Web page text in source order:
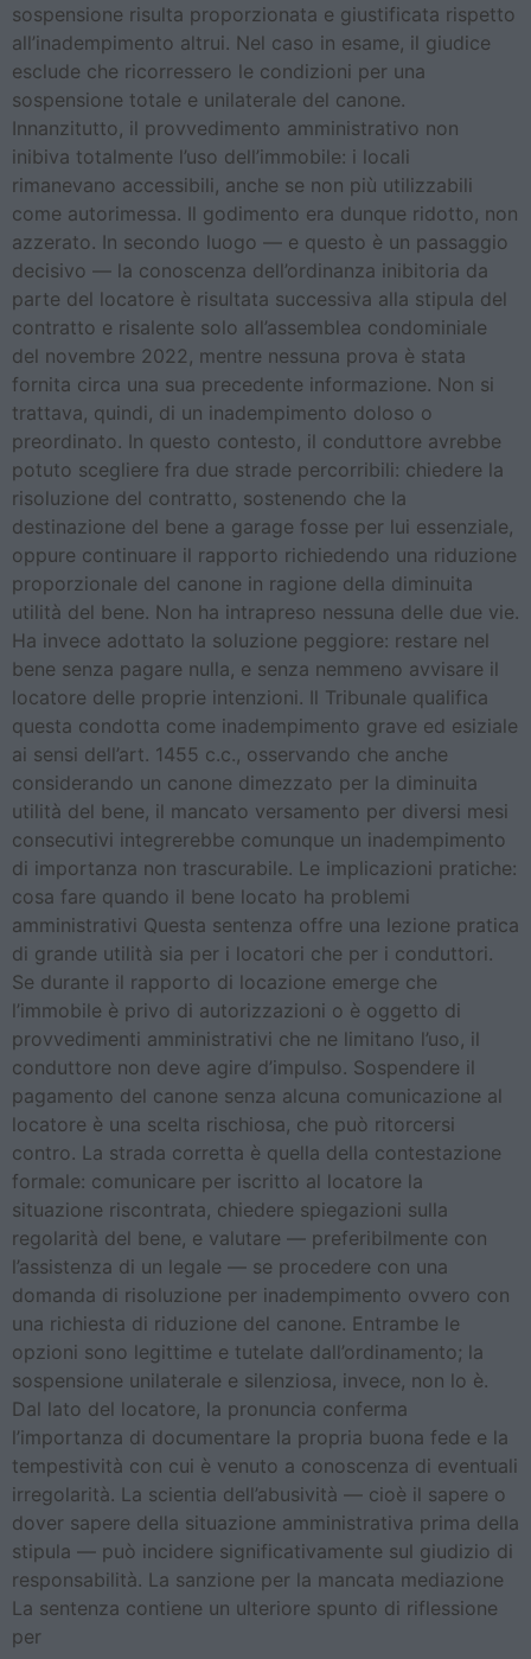
sospensione risulta proporzionata e giustificata rispetto
all’inadempimento altrui. Nel caso in esame, il giudice
esclude che ricorressero le condizioni per una
sospensione totale e unilaterale del canone.
Innanzitutto, il provvedimento amministrativo non
inibiva totalmente l’uso dell’immobile: i locali
rimanevano accessibili, anche se non più utilizzabili
come autorimessa. Il godimento era dunque ridotto, non
azzerato. In secondo luogo — e questo è un passaggio
decisivo — la conoscenza dell’ordinanza inibitoria da
parte del locatore è risultata successiva alla stipula del
contratto e risalente solo all’assemblea condominiale
del novembre 2022, mentre nessuna prova è stata
fornita circa una sua precedente informazione. Non si
trattava, quindi, di un inadempimento doloso o
preordinato. In questo contesto, il conduttore avrebbe
potuto scegliere fra due strade percorribili: chiedere la
risoluzione del contratto, sostenendo che la
destinazione del bene a garage fosse per lui essenziale,
oppure continuare il rapporto richiedendo una riduzione
proporzionale del canone in ragione della diminuita
utilità del bene. Non ha intrapreso nessuna delle due vie.
Ha invece adottato la soluzione peggiore: restare nel
bene senza pagare nulla, e senza nemmeno avvisare il
locatore delle proprie intenzioni. Il Tribunale qualifica
questa condotta come inadempimento grave ed esiziale
ai sensi dell’art. 1455 c.c., osservando che anche
considerando un canone dimezzato per la diminuita
utilità del bene, il mancato versamento per diversi mesi
consecutivi integrerebbe comunque un inadempimento
di importanza non trascurabile. Le implicazioni pratiche:
cosa fare quando il bene locato ha problemi
amministrativi Questa sentenza offre una lezione pratica
di grande utilità sia per i locatori che per i conduttori.
Se durante il rapporto di locazione emerge che
l’immobile è privo di autorizzazioni o è oggetto di
provvedimenti amministrativi che ne limitano l’uso, il
conduttore non deve agire d’impulso. Sospendere il
pagamento del canone senza alcuna comunicazione al
locatore è una scelta rischiosa, che può ritorcersi
contro. La strada corretta è quella della contestazione
formale: comunicare per iscritto al locatore la
situazione riscontrata, chiedere spiegazioni sulla
regolarità del bene, e valutare — preferibilmente con
l’assistenza di un legale — se procedere con una
domanda di risoluzione per inadempimento ovvero con
una richiesta di riduzione del canone. Entrambe le
opzioni sono legittime e tutelate dall’ordinamento; la
sospensione unilaterale e silenziosa, invece, non lo è.
Dal lato del locatore, la pronuncia conferma
l’importanza di documentare la propria buona fede e la
tempestività con cui è venuto a conoscenza di eventuali
irregolarità. La scientia dell’abusività — cioè il sapere o
dover sapere della situazione amministrativa prima della
stipula — può incidere significativamente sul giudizio di
responsabilità. La sanzione per la mancata mediazione
La sentenza contiene un ulteriore spunto di riflessione
per